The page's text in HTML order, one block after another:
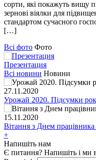
сорти, які покажуть вищу
зернові віялки для
стандартом сучасного
[…]
Всі фото Фото
Презентация
Всі новини Новини
27.11.2020
Урожай 2020. Підсумки
15.11.2020
Вітання з Днем працівника
+
Напишіть нам
Є питання? Напишіть і ми